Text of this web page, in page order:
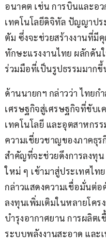
อนาคต เช่น การบินและอ
เทคโนโลยีดิจิทัล ปัญญาป
ตัม ซึ่งจะช่วยสร้างงานที่มี
ทักษะแรงงานไทย ผลักดัน
ร่วมมือที่เป็นรูปธรรมมาก
ด้านนายกฯ กล่าวว่า ไทยก
เศรษฐกิจสู่เศรษฐกิจที่ขับเ
เทคโนโลยี และอุตสาหกร
ความเชี่ยวชาญของภาคธุร
สำคัญที่จะช่วยดึงการลงทุน
ใหม่ ๆ เข้ามาสู่ประเทศไท
กล่าวแสดงความเชื่อมั่นต่
ลงทุนเพิ่มเติมในหลายโค
บำรุงอากาศยาน การผลิต
ระบบพลังงานสะอาด และ